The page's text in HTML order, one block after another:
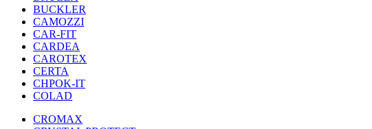
BUCKLER
CAMOZZI
CAR-FIT
CARDEA
CAROTEX
CERTA
CHPOK-IT
COLAD
CROMAX